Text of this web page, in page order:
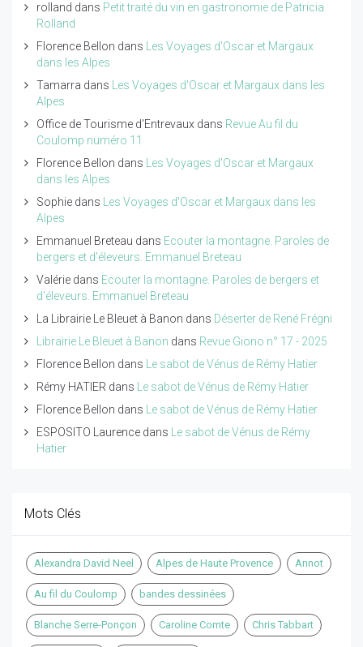
rolland dans Petit traité du vin en gastronomie de Patricia
Rolland
Florence Bellon dans
Les Voyages d'Oscar et Margaux
dans les Alpes
Tamarra dans
Les Voyages d'Oscar et Margaux dans les
Alpes
Office de Tourisme d'Entrevaux dans Revue Au fil du
Coulomp numéro 11
Florence Bellon dans
Les Voyages d'Oscar et Margaux
dans les Alpes
Sophie dans
Les Voyages d'Oscar et Margaux dans les
Alpes
Emmanuel Breteau dans Ecouter la montagne. Paroles de
bergers et d'éleveurs. Emmanuel Breteau
Valérie dans Ecouter la montagne. Paroles de bergers et
d'éleveurs. Emmanuel Breteau
La Librairie Le Bleuet à Banon dans Déserter de René Frégni
Librairie Le Bleuet à Banon dans Revue Giono n° 17 - 2025
Florence Bellon dans
Le sabot de Vénus de Rémy Hatier
Rémy HATIER dans
Le sabot de Vénus de Rémy Hatier
Florence Bellon dans
Le sabot de Vénus de Rémy Hatier
ESPOSITO Laurence dans
Le sabot de Vénus de Rémy
Hatier
Mots Clés
Alexandra David Neel Alpes de Haute Provence Annot
Au fil du Coulomp bandes dessinées
Blanche Serre-Ponçon Caroline Comte Chris Tabbart